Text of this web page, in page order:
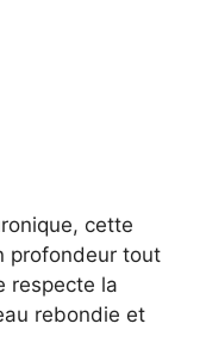
cette
profondeur tout
respecte la
rebondie et